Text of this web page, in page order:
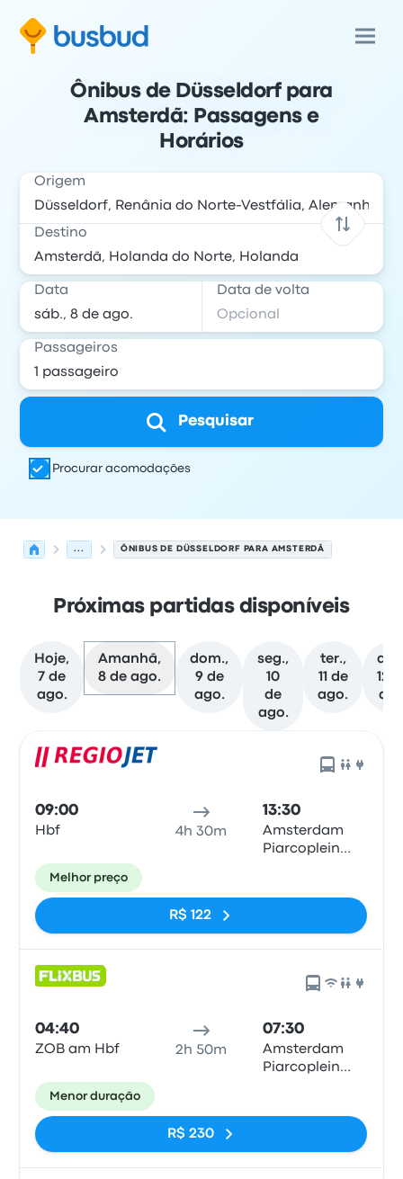
Ônibus de Düsseldorf para
Amsterdã: Passagens e
Horários
Origem
Destino
Data Data de volta
Passageiros
Pesquisar
Procurar acomodações
... ÔNIBUS DE DÜSSELDORF PARA AMSTERDÃ
Próximas partidas disponíveis
Hoje,
7 de
ago.
Amanhã,
8 de ago.
dom.,
9 de
ago.
seg.,
10
de
ago.
ter.,
11 de
ago.
12
09:00
Hbf 4h 30m
13:30
Amsterdam
Piarcoplein
Melhor preço
R$ 122
04:40
ZOB am Hbf 2h 50m
07:30
Amsterdam
Piarcoplein
Menor duração
R$ 230